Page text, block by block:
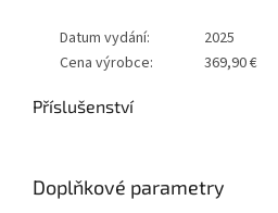
Datum vydání:
2025
Cena výrobce:
369,90 €
Příslušenství
Doplňkové parametry